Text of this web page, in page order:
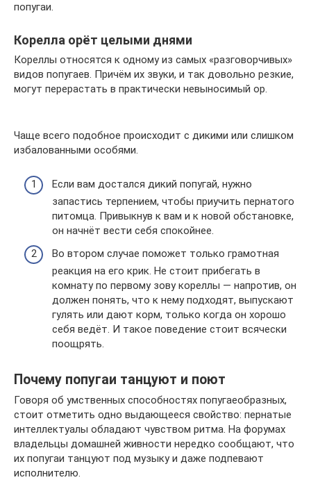
попугаи.
Корелла орёт целыми днями
Кореллы относятся к одному из самых «разговорчивых»
видов попугаев. Причём их звуки, и так довольно резкие,
могут перерастать в практически невыносимый ор.
Чаще всего подобное происходит с дикими или слишком
избалованными особями.
Если вам достался дикий попугай, нужно
запастись терпением, чтобы приучить пернатого
питомца. Привыкнув к вам и к новой обстановке,
он начнёт вести себя спокойнее.
Во втором случае поможет только грамотная
реакция на его крик. Не стоит прибегать в
комнату по первому зову кореллы — напротив, он
должен понять, что к нему подходят, выпускают
гулять или дают корм, только когда он хорошо
себя ведёт. И такое поведение стоит всячески
поощрять.
Почему попугаи танцуют и поют
Говоря об умственных способностях попугаеобразных,
стоит отметить одно выдающееся свойство: пернатые
интеллектуалы обладают чувством ритма. На форумах
владельцы домашней живности нередко сообщают, что
их попугаи танцуют под музыку и даже подпевают
исполнителю.